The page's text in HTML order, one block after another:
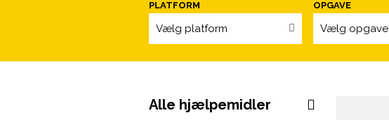
PLATFORM
Vælg platform
OPGAVE
Vælg opgave
Alle hjælpemidler